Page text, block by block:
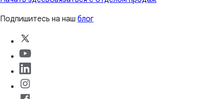
Подпишитесь на наш блог